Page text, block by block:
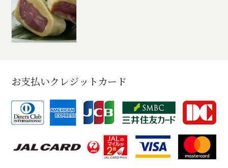
お支払いクレジットカード